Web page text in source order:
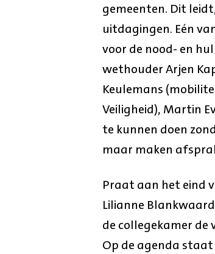
gemeenten. Dit
uitdagingen. Eén
voor de nood- en
wethouder Arjen
Keulemans
Veiligheid), Martin
te kunnen doen
maar maken
Praat aan het eind
Lilianne
de collegekamer de
Op de agenda